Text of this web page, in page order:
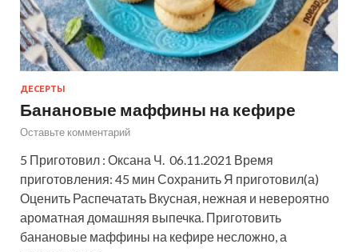
ДЕСЕРТЫ
Банановые маффины на кефире
Оставьте комментарий
5 Приготовил : Оксана Ч. 06.11.2021 Время
приготовления: 45 мин Сохранить Я приготовил(а)
Оценить Распечатать Вкусная, нежная и невероятно
ароматная домашняя выпечка. Приготовить
банановые маффины на кефире несложно, а